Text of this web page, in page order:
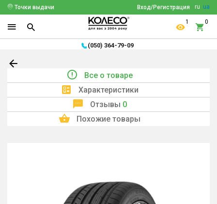
ru ua
Вход/Регистрация
Точки выдачи
1 0
(050) 364-79-09
Все о товаре
Характеристики
Отзывы 0
Похожие товары